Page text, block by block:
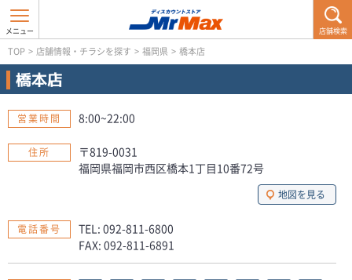
店舗検索
TOP > 店舗情報・チラシを探す > 福岡県 > 橋本店
橋本店
営業時間 8:00~22:00
住所
〒819-0031
福岡県福岡市西区橋本1丁目10番72号
地図を見る
電話番号
TEL: 092-811-6800
FAX: 092-811-6891